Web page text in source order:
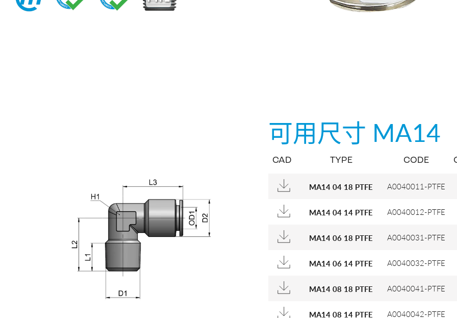
可用尺寸 MA14
CAD TYPE CODE
MA14 04 18 PTFE A0040011-PTFE
MA14 04 14 PTFE A0040012-PTFE
MA14 06 18 PTFE A0040031-PTFE
MA14 06 14 PTFE A0040032-PTFE
MA14 08 18 PTFE A0040041-PTFE
MA14 08 14 PTFE A0040042-PTFE